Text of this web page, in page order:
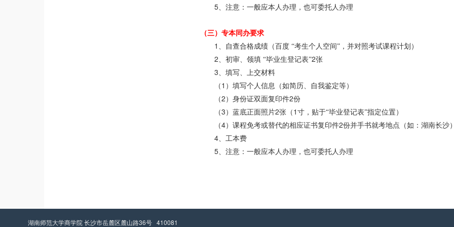
5、注意：一般应本人办理，也可委托人办理
（三）专本同办要求
1 、自查合格成绩（百度 “考生个人空间”，并对照考试课程计划）
2、初审、领填 “毕业生登记表”2张
3、填写、上交材料
（ 1 ）填写个人信息（如简历、自我鉴定等）
（2 ）身份证双面复印件2份
（3 ）蓝底正面照片2张（ 1 寸，贴于“毕业登记表”指定位置）
（4）课程免考或替代的相应证书复印件2份并手书就考地点（如：湖南长沙
4、工本费
5、注意：一般应本人办理，也可委托人办理
湖南师范大学商学院 长沙市岳麓区麓山路36号 410081